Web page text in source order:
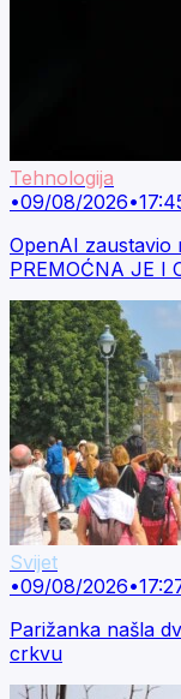
Tehnologija
•09/08/2026•
OpenAI zaustavio
PREMOĆNA JE I
Svijet
•09/08/2026•
Parižanka našla
crkvu